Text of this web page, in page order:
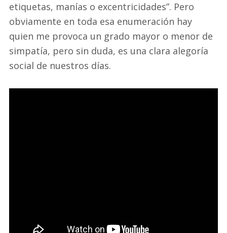
etiquetas, manías o excentricidades”. Pero
obviamente en toda esa enumeración hay
quien me provoca un grado mayor o menor de
simpatía, pero sin duda, es una clara alegoría
social de nuestros días.